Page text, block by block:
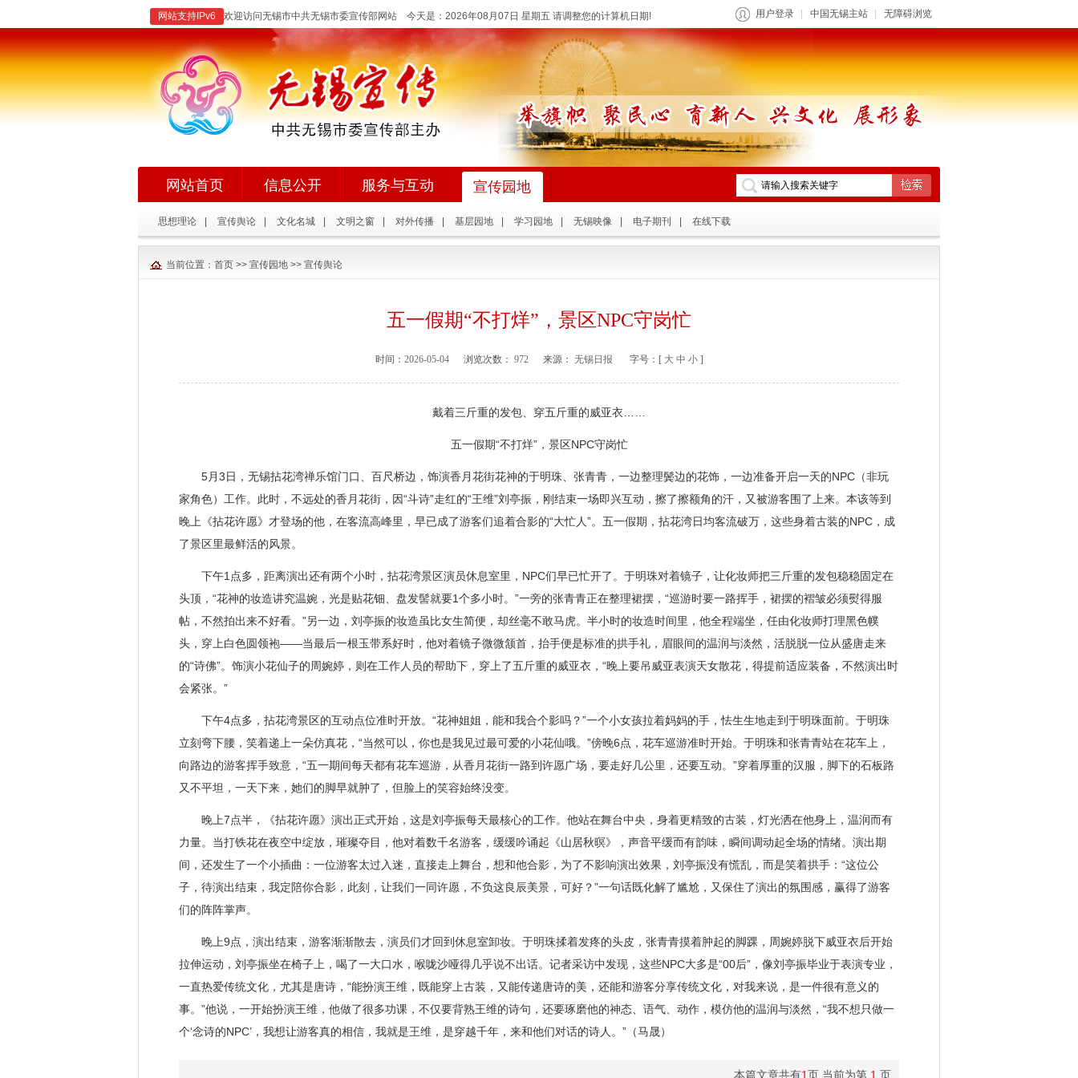
网站支持IPv6 欢迎访问无锡市中共无锡市委宣传部网站 今天是： 2026年08月07日 星期五 请调整您的计算机日期! 用户登录 中国无锡主站 无障碍浏览
网站首页 信息公开 服务与互动 宣传园地
思想理论 宣传舆论 文化名城 文明之窗 对外传播 基层园地 学习园地 无锡映像 电子期刊 在线下载
当前位置： 首页 >> 宣传园地 >> 宣传舆论
五一假期“不打烊”，景区NPC守岗忙
时间： 2026-05-04浏览次数： 972来源： 无锡日报 字号：[ 大 中 小]
戴着三斤重的发包、穿五斤重的威亚衣……
五一假期“不打烊”，景区NPC守岗忙
5月3日，无锡拈花湾禅乐馆门口、百尺桥边，饰演香月花街花神的于明珠、张青青，一边整理鬓边的花饰，一边准备开启一天的NPC（非玩
家角色）工作。此时，不远处的香月花街，因“斗诗”走红的“王维”刘亭振，刚结束一场即兴互动，擦了擦额角的汗，又被游客围了上来。本该等到
晚上《拈花许愿》才登场的他，在客流高峰里，早已成了游客们追着合影的“大忙人”。五一假期，拈花湾日均客流破万，这些身着古装的NPC，成
了景区里最鲜活的风景。
下午1点多，距离演出还有两个小时，拈花湾景区演员休息室里，NPC们早已忙开了。于明珠对着镜子，让化妆师把三斤重的发包稳稳固定在
头顶，“花神的妆造讲究温婉，光是贴花钿、盘发髻就要1个多小时。”一旁的张青青正在整理裙摆，“巡游时要一路挥手，裙摆的褶皱必须熨得服
帖，不然拍出来不好看。”另一边，刘亭振的妆造虽比女生简便，却丝毫不敢马虎。半小时的妆造时间里，他全程端坐，任由化妆师打理黑色幞
头，穿上白色圆领袍——当最后一根玉带系好时，他对着镜子微微颔首，抬手便是标准的拱手礼，眉眼间的温润与淡然，活脱脱一位从盛唐走来
的“诗佛”。饰演小花仙子的周婉婷，则在工作人员的帮助下，穿上了五斤重的威亚衣，“晚上要吊威亚表演天女散花，得提前适应装备，不然演出时
会紧张。”
下午4点多，拈花湾景区的互动点位准时开放。“花神姐姐，能和我合个影吗？”一个小女孩拉着妈妈的手，怯生生地走到于明珠面前。于明珠
立刻弯下腰，笑着递上一朵仿真花，“当然可以，你也是我见过最可爱的小花仙哦。”傍晚6点，花车巡游准时开始。于明珠和张青青站在花车上，
向路边的游客挥手致意，“五一期间每天都有花车巡游，从香月花街一路到许愿广场，要走好几公里，还要互动。”穿着厚重的汉服，脚下的石板路
又不平坦，一天下来，她们的脚早就肿了，但脸上的笑容始终没变。
晚上7点半，《拈花许愿》演出正式开始，这是刘亭振每天最核心的工作。他站在舞台中央，身着更精致的古装，灯光洒在他身上，温润而有
力量。当打铁花在夜空中绽放，璀璨夺目，他对着数千名游客，缓缓吟诵起《山居秋暝》，声音平缓而有韵味，瞬间调动起全场的情绪。演出期
间，还发生了一个小插曲：一位游客太过入迷，直接走上舞台，想和他合影，为了不影响演出效果，刘亭振没有慌乱，而是笑着拱手：“这位公
子，待演出结束，我定陪你合影，此刻，让我们一同许愿，不负这良辰美景，可好？”一句话既化解了尴尬，又保住了演出的氛围感，赢得了游客
们的阵阵掌声。
晚上9点，演出结束，游客渐渐散去，演员们才回到休息室卸妆。于明珠揉着发疼的头皮，张青青摸着肿起的脚踝，周婉婷脱下威亚衣后开始
拉伸运动，刘亭振坐在椅子上，喝了一大口水，喉咙沙哑得几乎说不出话。记者采访中发现，这些NPC大多是“00后”，像刘亭振毕业于表演专业，
一直热爱传统文化，尤其是唐诗，“能扮演王维，既能穿上古装，又能传递唐诗的美，还能和游客分享传统文化，对我来说，是一件很有意义的
事。”他说，一开始扮演王维，他做了很多功课，不仅要背熟王维的诗句，还要琢磨他的神态、语气、动作，模仿他的温润与淡然，“我不想只做一
个‘念诗的NPC’，我想让游客真的相信，我就是王维，是穿越千年，来和他们对话的诗人。”（马晟）
本篇文章共有1页 当前为第 1 页